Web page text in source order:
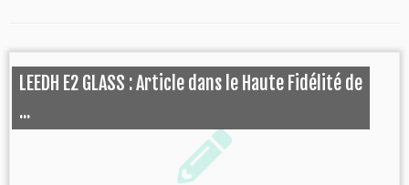
LEEDH E2 GLASS : Article dans le Haute Fidélité de
...